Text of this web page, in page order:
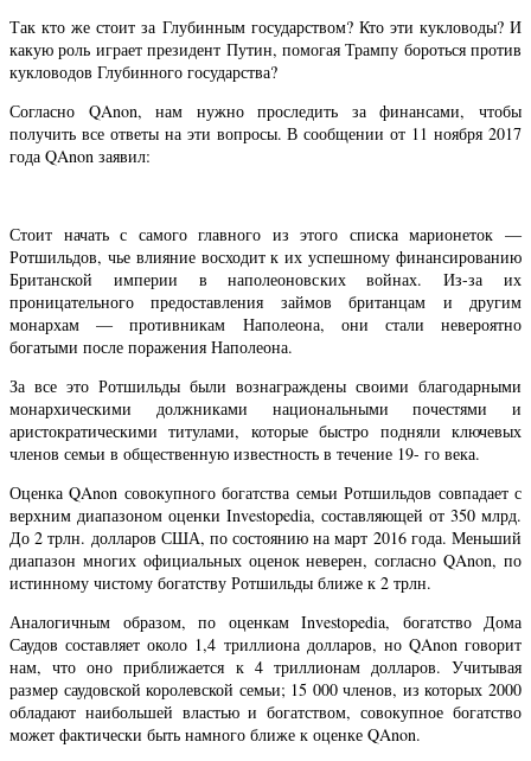
Так кто же стоит за Глубинным государством? Кто эти кукловоды? И
какую роль играет президент Путин, помогая Трампу бороться против
кукловодов Глубинного государства?
Согласно QAnon, нам нужно проследить за финансами, чтобы
получить все ответы на эти вопросы. В сообщении от 11 ноября 2017
года QAnon заявил:
Стоит начать с самого главного из этого списка марионеток —
Ротшильдов, чье влияние восходит к их успешному финансированию
Британской империи в наполеоновских войнах. Из-за их
проницательного предоставления займов британцам и другим
монархам — противникам Наполеона, они стали невероятно
богатыми после поражения Наполеона.
За все это Ротшильды были вознаграждены своими благодарными
монархическими должниками национальными почестями и
аристократическими титулами, которые быстро подняли ключевых
членов семьи в общественную известность в течение 19- го века.
Оценка QAnon совокупного богатства семьи Ротшильдов совпадает с
верхним диапазоном оценки Investopedia, составляющей от 350 млрд.
До 2 трлн. долларов США, по состоянию на март 2016 года. Меньший
диапазон многих официальных оценок неверен, согласно QAnon, по
истинному чистому богатству Ротшильды ближе к 2 трлн.
Аналогичным образом, по оценкам Investopedia, богатство Дома
Саудов составляет около 1,4 триллиона долларов, но QAnon говорит
нам, что оно приближается к 4 триллионам долларов. Учитывая
размер саудовской королевской семьи; 15 000 членов, из которых 2000
обладают наибольшей властью и богатством, совокупное богатство
может фактически быть намного ближе к оценке QAnon.